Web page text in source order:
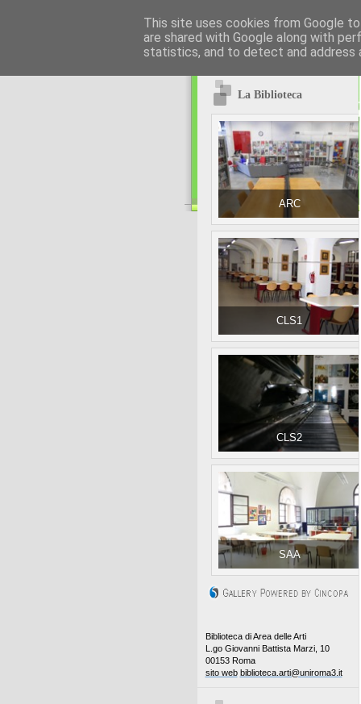
La Biblioteca
ARC
CLS1
CLS2
SAA
Biblioteca di Area delle Arti
L.go Giovanni Battista Marzi, 10
00153 Roma
sito web biblioteca.arti@uniroma3.it
This site uses cookies from Google
are shared with Google along with
statistics, and to detect and address